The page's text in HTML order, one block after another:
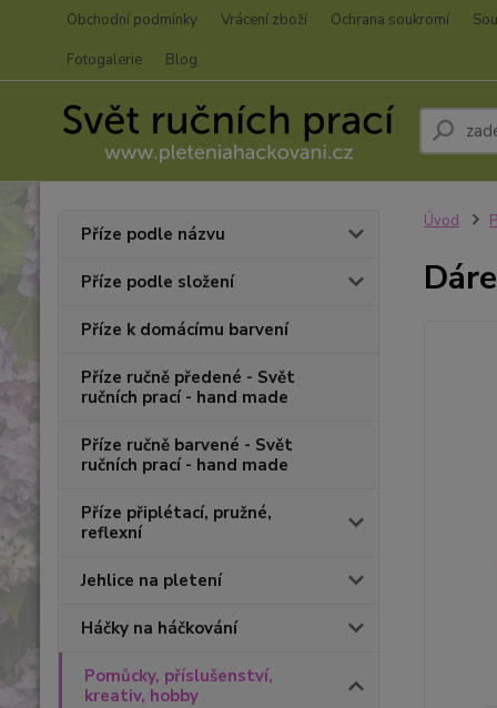
Obchodní podmínky Vrácení zboží Ochrana soukromí
Fotogalerie
Blog
Příze podle názvu
Příze podle složení
Příze k domácímu barvení
Příze ručně předené - Svět
ručních prací - hand made
Příze ručně barvené - Svět
ručních prací - hand made
Příze připlétací, pružné,
reflexní
Jehlice na pletení
Háčky na háčkování
Pomůcky, příslušenství,
kreativ, hobby
Úvod